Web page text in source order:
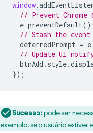
window.
// Prevent
e.preventDefault
// Stash the
deferredPrompt = e
// Update UI
btnAdd . style.
});
Sucesso:pode ser
exemplo, se o usuário